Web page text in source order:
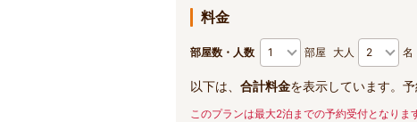
料金
部屋数・人数 部屋 大人 名
以下は、 合計料金を表示しています。
このプランは最大2泊までの予約受付となりま